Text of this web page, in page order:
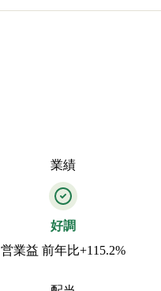
業績
好調
営業益 前年比+115.2%